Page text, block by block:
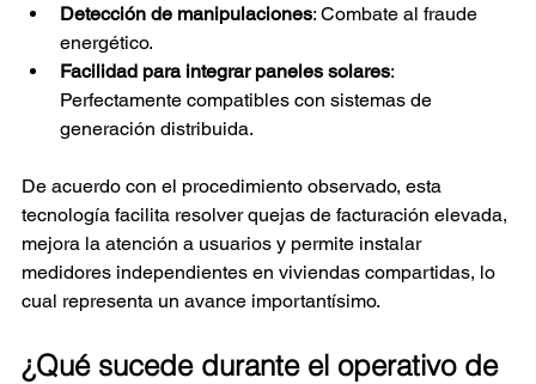
Detección de manipulaciones: Combate al fraude
energético.
Facilidad para integrar paneles solares:
Perfectamente compatibles con sistemas de
generación distribuida.
De acuerdo con el procedimiento observado, esta
tecnología facilita resolver quejas de facturación elevada,
mejora la atención a usuarios y permite instalar
medidores independientes en viviendas compartidas, lo
cual representa un avance importantísimo.
¿Qué sucede durante el operativo de